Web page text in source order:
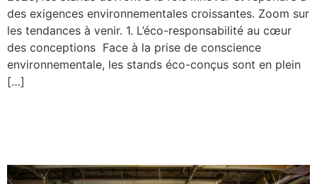
des exigences environnementales croissantes. Zoom sur
les tendances à venir. 1. L’éco-responsabilité au cœur
des conceptions Face à la prise de conscience
environnementale, les stands éco-conçus sont en plein
[…]